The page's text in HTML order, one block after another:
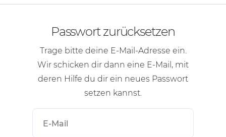
Passwort zurücksetzen
Trage bitte deine E-Mail-Adresse ein.
Wir schicken dir dann eine E-Mail , mit
deren Hilfe du dir ein neues Passwort
setzen kannst.